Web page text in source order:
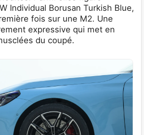
Individual Borusan Turkish Blue,
fois sur une M2. Une
expressive qui met en
du coupé.